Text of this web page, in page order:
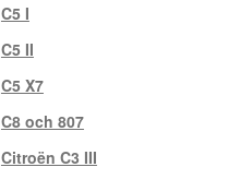
C5 I
C5 II
C5 X7
C8 och 807
Citroën C3 III